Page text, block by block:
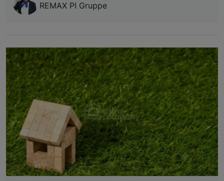
REMAX PI Gruppe